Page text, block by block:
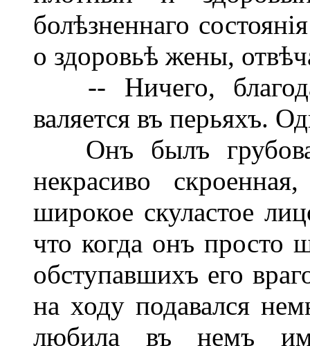
болѣзненнаго
о здоровьѣ жены,
-- Ничего,
валяется въ перьяхъ.
Онъ былъ
некрасиво
широкое скуластое
что когда онъ просто
обступавшихъ его
на ходу подавался
любила въ немъ